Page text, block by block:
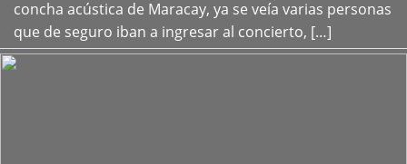
concha acústica de Maracay, ya se veía varias personas
que de seguro iban a ingresar al concierto, […]